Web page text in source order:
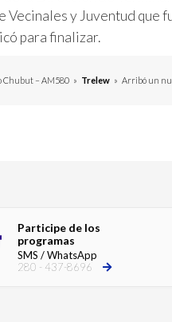
Vecinales y Juventud que
para finalizar.
Chubut – AM580 » Trelew » Arribó un
Participe de los
programas
SMS / WhatsApp
280 - 437-8696